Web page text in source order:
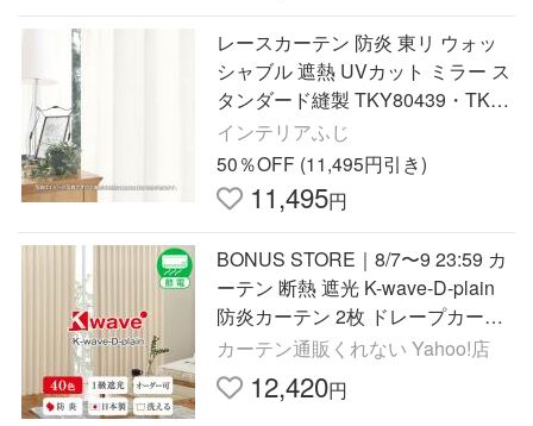
レースカーテン 防炎 東リ ウォッ
シャブル 遮熱 UVカット ミラー ス
タンダード縫製 TKY80439・TKY8
0440 巾134〜200cmX丈181〜200
cmまで
インテリアふじ
50％OFF (11,495円引き)
11,495円
BONUS STORE｜8/7〜9 23:59 カ
ーテン 断熱 遮光 K-wave-D-plain
防炎カーテン 2枚 ドレープカーテ
ン 幅100cm×丈80cm〜250cm
カーテン通販くれない Yahoo!店
12,420円